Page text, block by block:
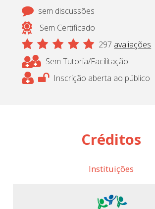
sem discussões
Sem Certificado
297 avaliações
Sem Tutoria/Facilitação
Inscrição aberta ao público
Créditos
Instituições